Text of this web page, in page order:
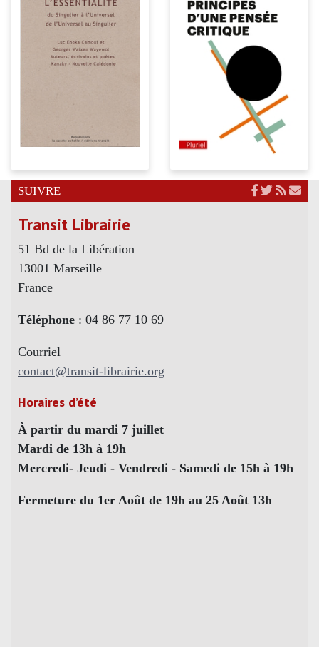
SUIVRE
Transit Librairie
51 Bd de la Libération
13001 Marseille
France
Téléphone : 04 86 77 10 69
Courriel
contact@transit-librairie.org
Horaires d’été
À partir du mardi 7 juillet
Mardi de 13h à 19h
Mercredi- Jeudi - Vendredi - Samedi de 15h à 19h
Fermeture du 1er Août de 19h au 25 Août 13h